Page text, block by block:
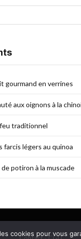
gourmand en verrines
aux oignons à la
traditionnel
farcis légers au quinoa
potiron à la muscade
cookies pour vous